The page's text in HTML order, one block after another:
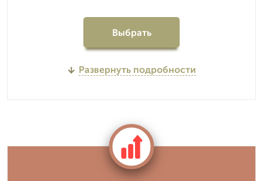
Выбрать
Развернуть подробности